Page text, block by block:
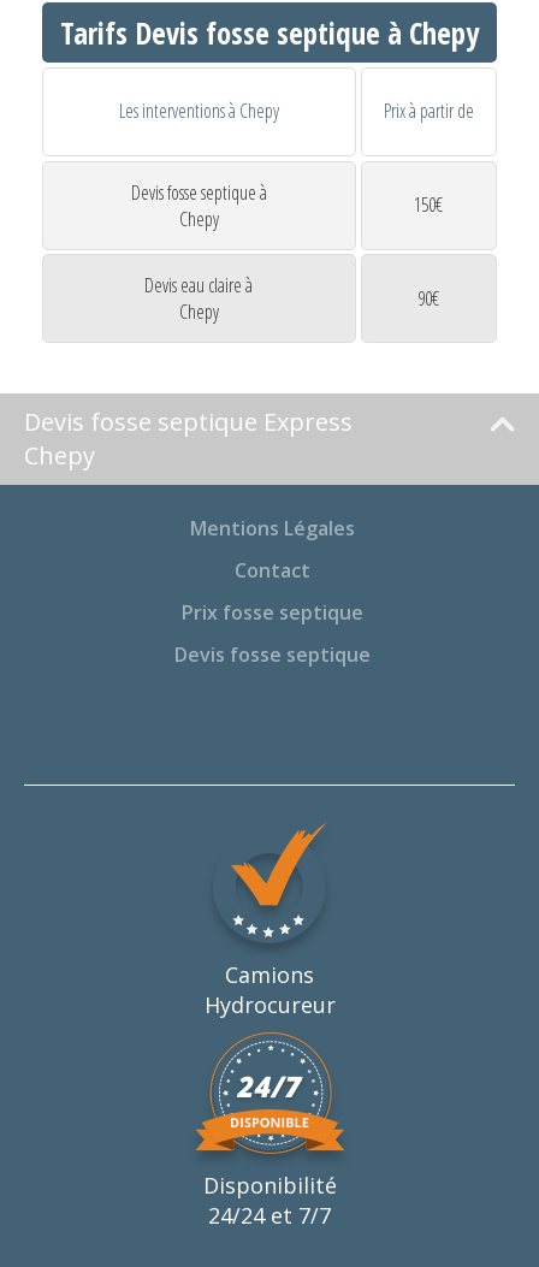
Tarifs Devis fosse septique à Chepy
Les interventions à Chepy Prix à partir de
Devis fosse septique à
Chepy
150€
Devis eau claire à
Chepy
90€
Devis fosse septique Express
Chepy
Mentions Légales
Contact
Prix fosse septique
Devis fosse septique
Camions
Hydrocureur
Disponibilité
24/24 et 7/7